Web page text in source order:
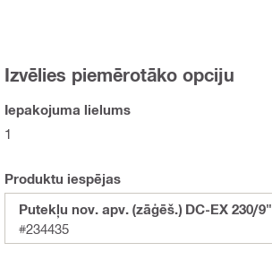
Izvēlies piemērotāko opciju
Iepakojuma lielums
1
Produktu iespējas
Putekļu nov. apv. (zāģēš.) DC-EX 230/9"
#234435